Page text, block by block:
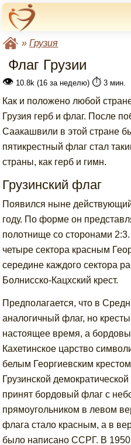
»Грузия
Флаг Грузии
👁 10.8k (16 за неделю) ⏱️ 3 мин.
Как и положено любой
Грузия герб и флаг. После
Саакашвили в этой стране
пятикрестный флаг стал
страны, как герб и гимн.
Грузинский флаг
Появился ныне
году. По форме он
полотнище со сторонами
четыре сектора красным
середине каждого сектора
Болнисско-Кацхский крест.
Предполагается, что в
аналогичный флаг, но
настоящее время, а
Кахетинское царство
белым Георгиевским
Грузинской
принят бордовый флаг с
прямоугольником в левом
флага стало красным, а в
было написано ССРГ. В 1950